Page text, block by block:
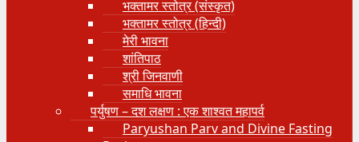
भक्तामर स्तोत्र (संस्कृत)
भक्तामर स्तोत्र (हिन्दी)
मेरी भावना
शांतिपाठ
श्री जिनवाणी
समाधि भावना
पर्युषण – दश लक्षण : एक शाश्वत महापर्व
Paryushan Parv and Divine Fasting